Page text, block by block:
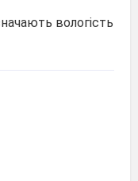
вологість